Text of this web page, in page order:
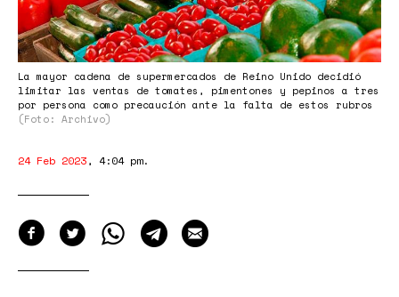
La mayor cadena de supermercados de Reino Unido decidió
limitar las ventas de tomates, pimentones y pepinos a tres
por persona como precaución ante la falta de estos rubros
(Foto: Archivo)
24 Feb 2023, 4:04 pm.